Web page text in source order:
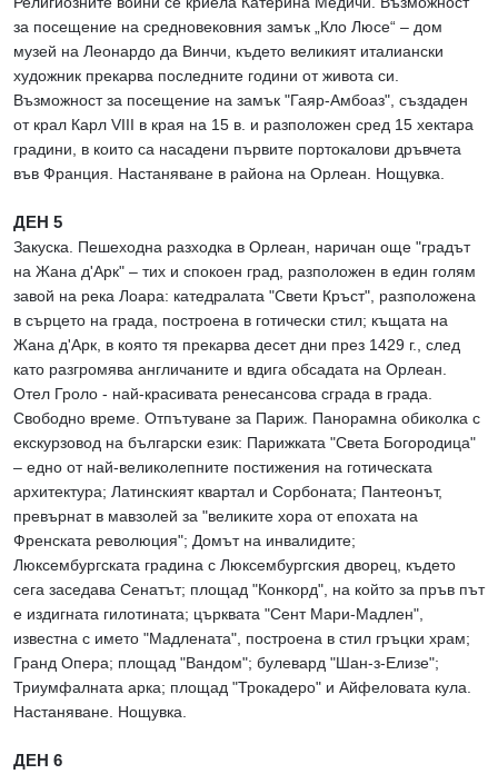
за посещение на средновековния замък „Кло Люсе“ – дом
музей на Леонардо да Винчи, където великият италиански
художник прекарва последните години от живота си.
Възможност за посещение на замък "Гаяр-Амбоаз", създаден
от крал Карл VIII в края на 15 в. и разположен сред 15 хектара
градини, в които са насадени първите портокалови дръвчета
във Франция. Настаняване в района на Орлеан. Нощувка.
ДЕН 5
Закуска. Пешеходна разходка в Орлеан, наричан още "градът
на Жана д'Арк" – тих и спокоен град, разположен в един голям
завой на река Лоара: катедралата "Свети Кръст", разположена
в сърцето на града, построена в готически стил; къщата на
Жана д'Арк, в която тя прекарва десет дни през 1429 г., след
като разгромява англичаните и вдига обсадата на Орлеан.
Отел Гроло - най-красивата ренесансова сграда в града.
Свободно време. Отпътуване за Париж. Панорамна обиколка с
екскурзовод на български език: Парижката "Света Богородица"
– едно от най-великолепните постижения на готическата
архитектура; Латинският квартал и Сорбоната; Пантеонът,
превърнат в мавзолей за "великите хора от епохата на
Френската революция"; Домът на инвалидите;
Люксембургската градина с Люксембургския дворец, където
сега заседава Сенатът; площад "Конкорд", на който за пръв път
е издигната гилотината; църквата "Сент Мари-Мадлен",
известна с името "Мадлената", построена в стил гръцки храм;
Гранд Опера; площад "Вандом"; булевард "Шан-з-Елизе";
Триумфалната арка; площад "Трокадеро" и Айфеловата кула.
Настаняване. Нощувка.
ДЕН 6